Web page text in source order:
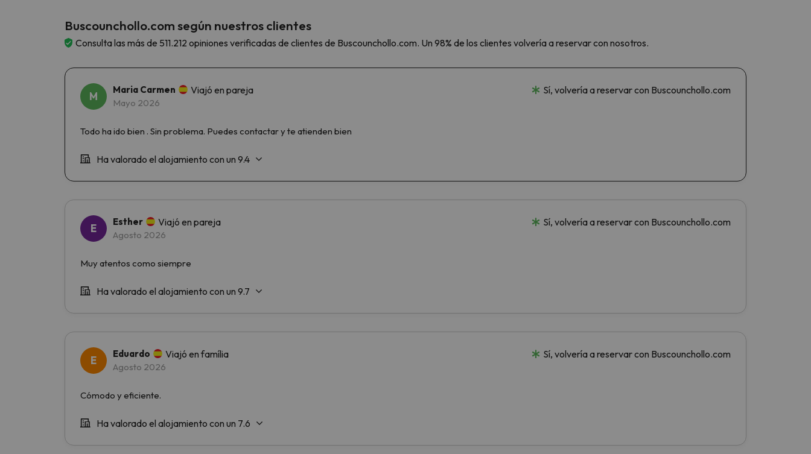
Buscounchollo.com según nuestros clientes
Consulta las más de 511.212 opiniones verificadas de clientes de Buscounchollo.com. Un 98% de los clientes volvería a reservar con nosotros.